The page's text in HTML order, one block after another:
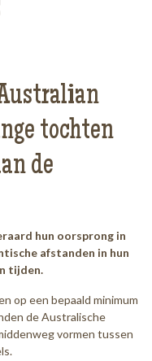
tochten
de
hun oorsprong in
afstanden in hun
tijden.
op een bepaald minimum
de Australische
vormen tussen